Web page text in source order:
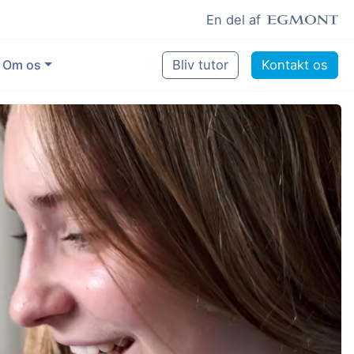
En del af
Om os
Vores eksperter
Sikring af kvalitet
Pædagogisk grundlag
Skoler og kommuner
Job som lektiehjælper
Job som erfaren underviser
Bliv tutor Kontakt os